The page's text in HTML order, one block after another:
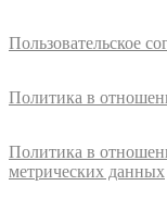
Пользовательское
Политика в
Политика в
метрических данных